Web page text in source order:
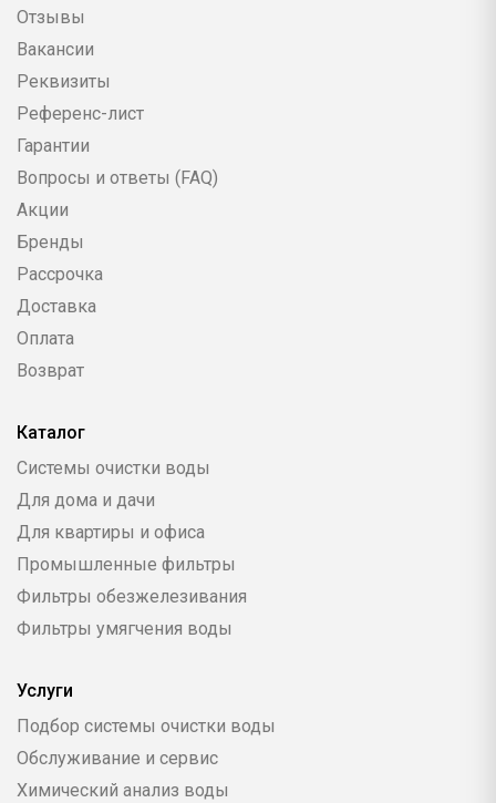
Отзывы
Вакансии
Реквизиты
Референс-лист
Гарантии
Вопросы и ответы (FAQ)
Акции
Бренды
Рассрочка
Доставка
Оплата
Возврат
Каталог
Системы очистки воды
Для дома и дачи
Для квартиры и офиса
Промышленные фильтры
Фильтры обезжелезивания
Фильтры умягчения воды
Услуги
Подбор системы очистки воды
Обслуживание и сервис
Химический анализ воды